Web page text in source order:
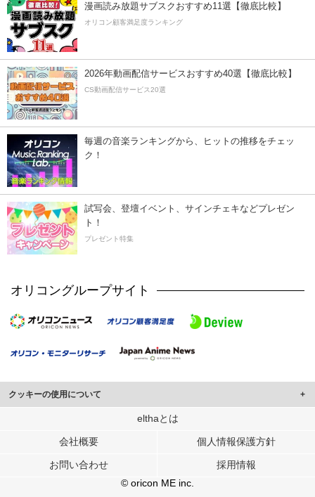
漫画読み放題サブスクおすすめ11選【徹底比較】
オリコン顧客満足度ランキング
2026年動画配信サービスおすすめ40選【徹底比較】
CS動画配信サービス20選
毎週の音楽ランキングから、ヒットの推移をチェッ
ク！
試写会、登壇イベント、サインチェキなどプレゼン
ト！
プレゼント特集
オリコングループサイト
クッキーの使用について
このサイトでは Cookie を使用して、ユーザーに合わせたコンテンツや広告の
行っています。
メディアや広告配信、データ解析の各パートナーに提供しています。
各パートナーは、この情報とユーザーが各パートナーに提供した他の情報や、
ユーザーが各パートナーのサービスを使用したときに収集した他の情報を組み
elthaとは
会社概要 個人情報保護方針
お問い合わせ
採用情報
© oricon ME inc.